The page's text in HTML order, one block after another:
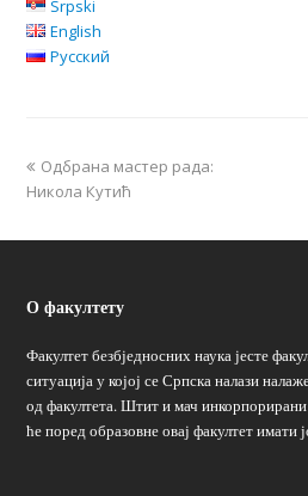
Srpski
English
Русский
Одбрана мастер рада:
Никола Кутић
О факултету
Факултет безбједносних наука јесте
ситуација у којој се Српска налази
од факултета. Штит и мач инкорпорирани
ће поред образовне овај факултет имати